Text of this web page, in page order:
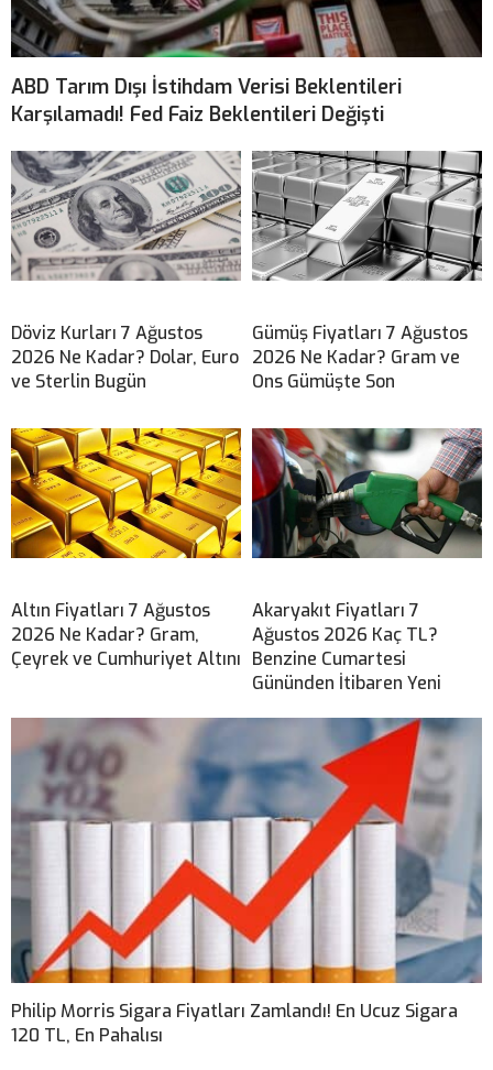
ABD Tarım Dışı İstihdam Verisi Beklentileri
Karşılamadı! Fed Faiz Beklentileri Değişti
Döviz Kurları 7 Ağustos
2026 Ne Kadar? Dolar, Euro
ve Sterlin Bugün
Gümüş Fiyatları 7 Ağustos
2026 Ne Kadar? Gram ve
Ons Gümüşte Son
Altın Fiyatları 7 Ağustos
2026 Ne Kadar? Gram,
Çeyrek ve Cumhuriyet Altını
Akaryakıt Fiyatları 7
Ağustos 2026 Kaç TL?
Benzine Cumartesi
Gününden İtibaren Yeni
Philip Morris Sigara Fiyatları Zamlandı! En Ucuz Sigara
120 TL, En Pahalısı